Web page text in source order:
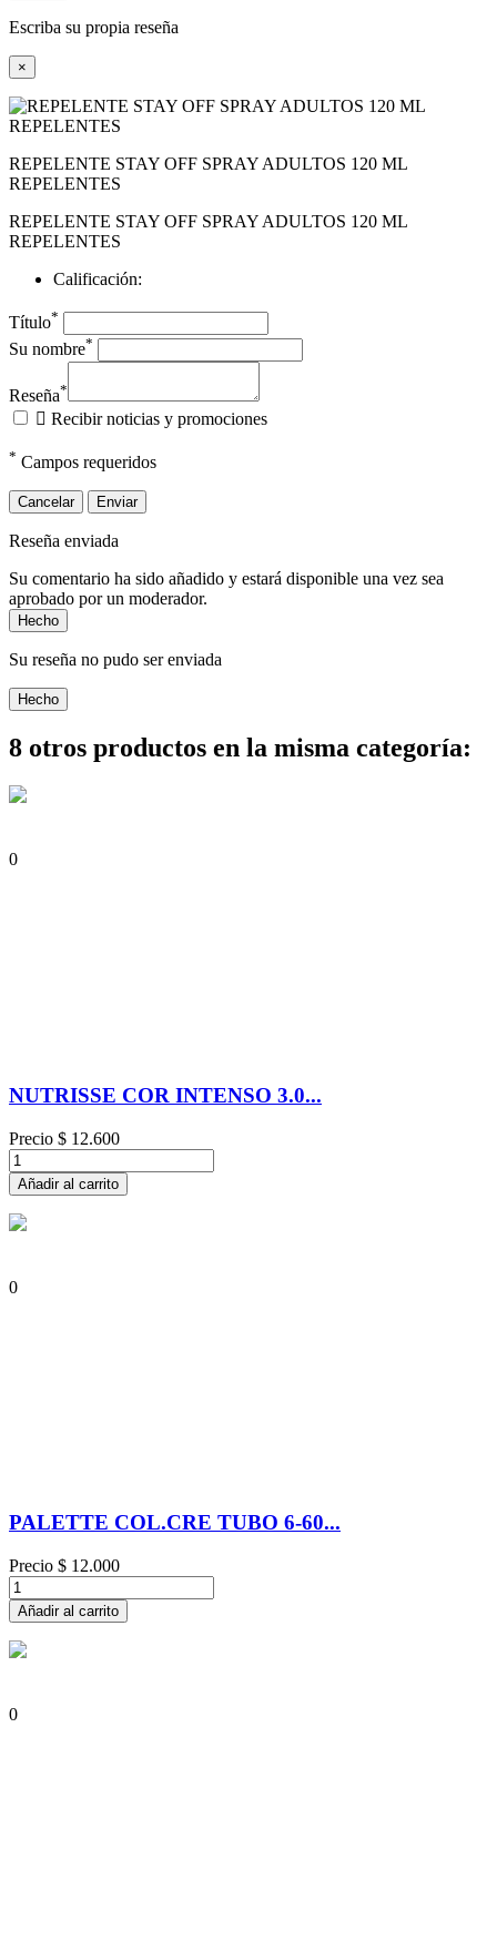
Escriba su propia reseña
×
REPELENTE STAY OFF SPRAY ADULTOS 120 ML
REPELENTES
REPELENTE STAY OFF SPRAY ADULTOS 120 ML
REPELENTES
Calificación:
Título*
Su nombre*
Reseña*
 Recibir noticias y promociones
* Campos requeridos
Cancelar Enviar
Reseña enviada
Su comentario ha sido añadido y estará disponible una vez sea
aprobado por un moderador.
Hecho
Su reseña no pudo ser enviada
Hecho
8 otros productos en la misma categoría:
0
NUTRISSE COR INTENSO 3.0...
Precio $ 12.600
Añadir al carrito
0
PALETTE COL.CRE TUBO 6-60...
Precio $ 12.000
Añadir al carrito
0